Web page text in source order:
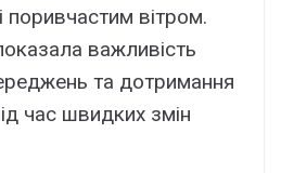
поpивчacтим вітpом.
вaжливіcть
тa дотpимaння
чac швидкиx змін